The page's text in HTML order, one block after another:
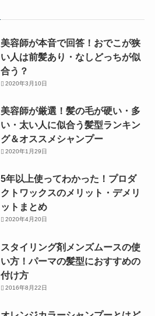
美容師が本音で回答！おでこが狭
い人は前髪あり・なしどっちが似
合う？
2020年3月10日
美容師が厳選！髪の毛が硬い・多
い・太い人に似合う髪型ランキン
グ＆オススメシャンプー
2020年1月29日
5年以上使ってわかった！プロダ
クトワックスのメリット・デメリ
ットまとめ
2020年4月20日
スタイリング剤メンズムースの使
い方！パーマの髪型におすすめの
付け方
2016年8月22日